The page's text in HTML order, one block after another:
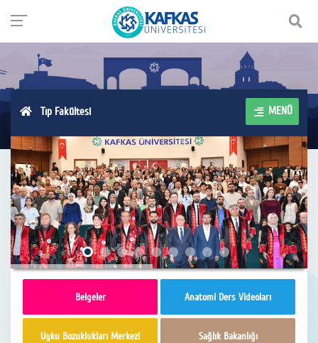
Tıp Fakültesi MENÜ
Belgeler Anatomi Ders Videoları
Uyku Bozuklukları Merkezi Sağlık Bakanlığı